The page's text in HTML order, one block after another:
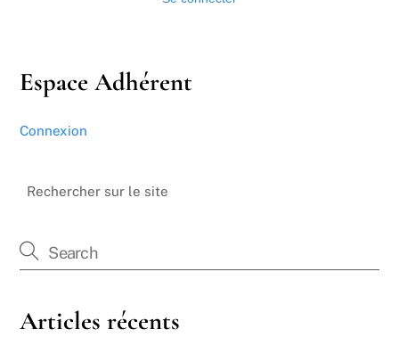
Espace Adhérent
Connexion
Rechercher sur le site
Articles récents